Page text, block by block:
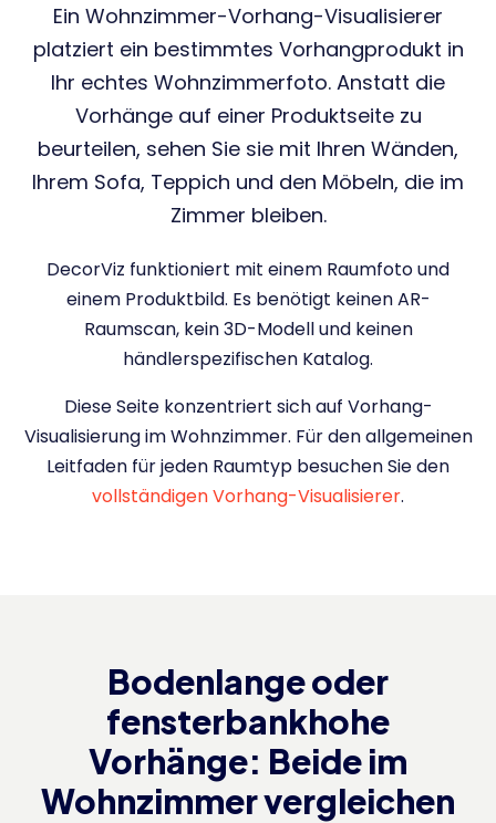
Ein Wohnzimmer-Vorhang-Visualisierer
platziert ein bestimmtes Vorhangprodukt in
Ihr echtes Wohnzimmerfoto. Anstatt die
Vorhänge auf einer Produktseite zu
beurteilen, sehen Sie sie mit Ihren Wänden,
Ihrem Sofa, Teppich und den Möbeln, die im
Zimmer bleiben.
DecorViz funktioniert mit einem Raumfoto und
einem Produktbild. Es benötigt keinen AR-
Raumscan, kein 3D-Modell und keinen
händlerspezifischen Katalog.
Diese Seite konzentriert sich auf Vorhang-
Visualisierung im Wohnzimmer. Für den allgemeinen
Leitfaden für jeden Raumtyp besuchen Sie den
vollständigen Vorhang-Visualisierer.
Bodenlange oder
fensterbankhohe
Vorhänge: Beide im
Wohnzimmer vergleichen